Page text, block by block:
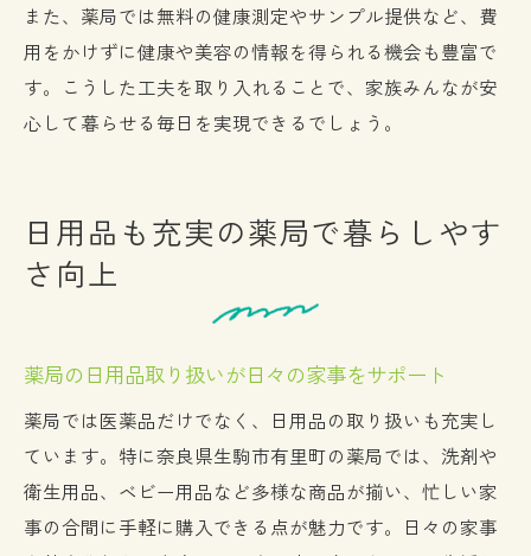
また、薬局では無料の健康測定やサンプル提供など、費
用をかけずに健康や美容の情報を得られる機会も豊富で
す。こうした工夫を取り入れることで、家族みんなが安
心して暮らせる毎日を実現できるでしょう。
日用品も充実の薬局で暮らしやす
さ向上
薬局の日用品取り扱いが日々の家事をサポート
薬局では医薬品だけでなく、日用品の取り扱いも充実し
ています。特に奈良県生駒市有里町の薬局では、洗剤や
衛生用品、ベビー用品など多様な商品が揃い、忙しい家
事の合間に手軽に購入できる点が魅力です。日々の家事